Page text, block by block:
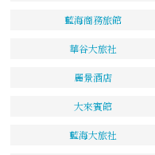
藍海商務旅館
華谷大旅社
麗景酒店
大來賓館
藍海大旅社